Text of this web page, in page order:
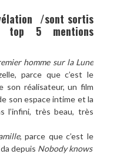
/sont sortis
top 5 mentions
homme sur la Lune
parce que c’est le
son réalisateur, un film
son espace intime et la
l’infini, très beau, très
, parce que c’est le
depuis Nobody knows